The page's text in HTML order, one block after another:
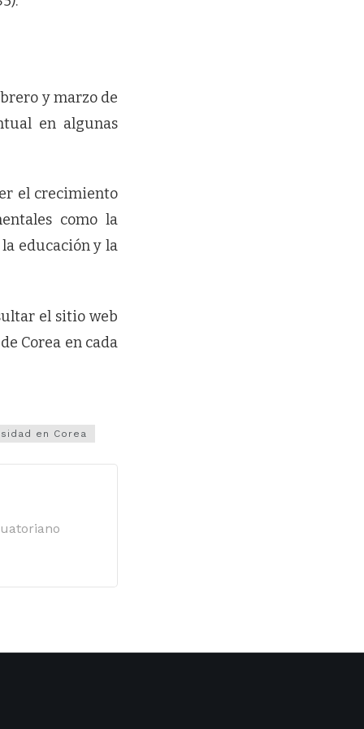
y marzo de
en algunas
el crecimiento
como la
educación y la
el sitio web
Corea en cada
en Corea